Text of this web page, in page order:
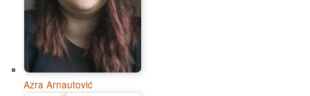
Azra Arnautović